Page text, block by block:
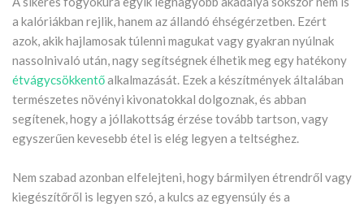
a kalóriákban rejlik, hanem az állandó éhségérzetben. Ezért
azok, akik hajlamosak túlenni magukat vagy gyakran nyúlnak
nassolnivaló után, nagy segítségnek élhetik meg egy hatékony
étvágycsökkentőalkalmazását. Ezek a készítmények általában
természetes növényi kivonatokkal dolgoznak, és abban
segítenek, hogy a jóllakottság érzése tovább tartson, vagy
egyszerűen kevesebb étel is elég legyen a teltséghez.
Nem szabad azonban elfelejteni, hogy bármilyen étrendről vagy
kiegészítőről is legyen szó, a kulcs az egyensúly és a